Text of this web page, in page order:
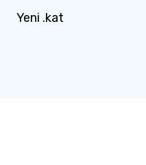
Yeni .kat